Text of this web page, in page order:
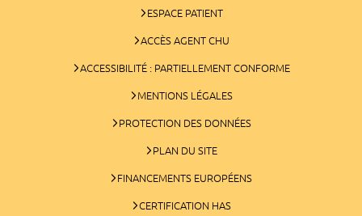
ESPACE PATIENT
ACCÈS AGENT CHU
ACCESSIBILITÉ : PARTIELLEMENT CONFORME
MENTIONS LÉGALES
PROTECTION DES DONNÉES
PLAN DU SITE
FINANCEMENTS EUROPÉENS
CERTIFICATION HAS